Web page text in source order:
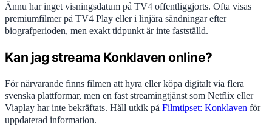
Ännu har inget visningsdatum på TV4 offentliggjorts. Ofta visas
premiumfilmer på TV4 Play eller i linjära sändningar efter
biografperioden, men exakt tidpunkt är inte fastställd.
Kan jag streama Konklaven online?
För närvarande finns filmen att hyra eller köpa digitalt via flera
svenska plattformar, men en fast streamingtjänst som Netflix eller
Viaplay har inte bekräftats. Håll utkik på Filmtipset: Konklaven för
uppdaterad information.